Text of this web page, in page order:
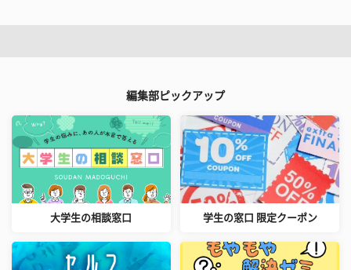
編集部ピックアップ
大学生の相談窓口 学生の窓口 限定クーポン